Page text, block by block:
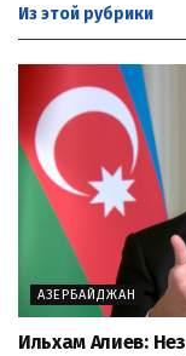
Из этой рубрики
АЗЕРБАЙДЖАН
Ильхам Алиев: